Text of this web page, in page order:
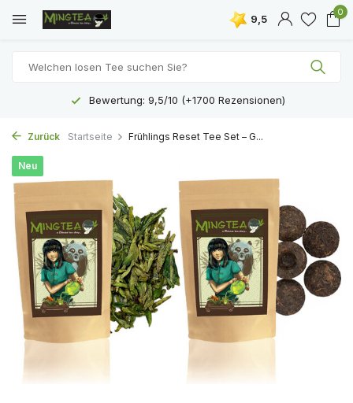
9,5
0
Bewertung: 9,5/10 (+1700 Rezensionen)
Zurück Startseite Frühlings Reset Tee Set – G...
Neu